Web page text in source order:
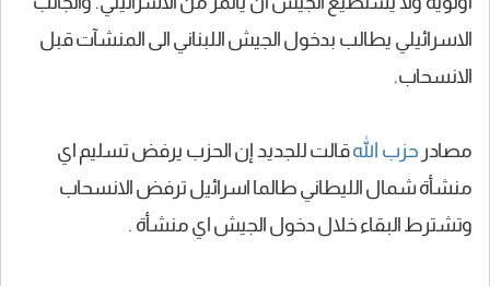
الاسرائيلي يطالب بدخول الجيش اللبناني الى المنشآت قبل
الانسحاب.
مصادر حزب اللهقالت للجديد إن الحزب يرفض تسليم اي
منشأة شمال الليطاني طالما اسرائيل ترفض الانسحاب
وتشترط البقاء خلال دخول الجيش اي منشأة .